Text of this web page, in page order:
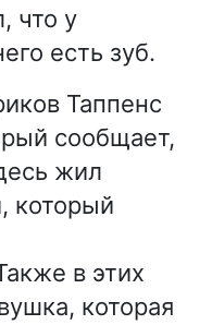
что у
есть зуб.
Таппенс
сообщает,
жил
который
в этих
которая